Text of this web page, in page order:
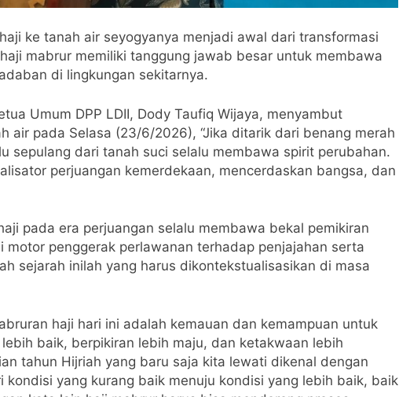
ke tanah air seyogyanya menjadi awal dari transformasi
mabrur memiliki tanggung jawab besar untuk membawa
di lingkungan sekitarnya.
Umum DPP LDII, Dody Taufiq Wijaya, menyambut
air pada Selasa (23/6/2026), “Jika ditarik dari benang merah
sepulang dari tanah suci selalu membawa spirit perubahan.
perjuangan kemerdekaan, mencerdaskan bangsa, dan
pada era perjuangan selalu membawa bekal pemikiran
motor penggerak perlawanan terhadap penjajahan serta
sejarah inilah yang harus dikontekstualisasikan di masa
haji hari ini adalah kemauan dan kemampuan untuk
baik, berpikiran lebih maju, dan ketakwaan lebih
tahun Hijriah yang baru saja kita lewati dikenal dengan
kondisi yang kurang baik menuju kondisi yang lebih baik, baik